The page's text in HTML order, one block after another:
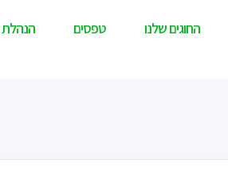
החוגים שלנו טפסים